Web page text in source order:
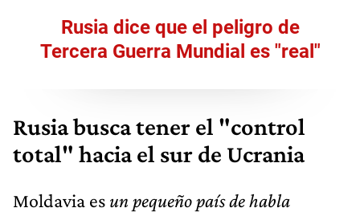
Rusia dice que el peligro de
Tercera Guerra Mundial es "real"
Rusia busca tener el "control
total" hacia el sur de Ucrania
Moldavia es un pequeño país de habla